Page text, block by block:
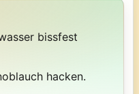
bissfest
hacken.